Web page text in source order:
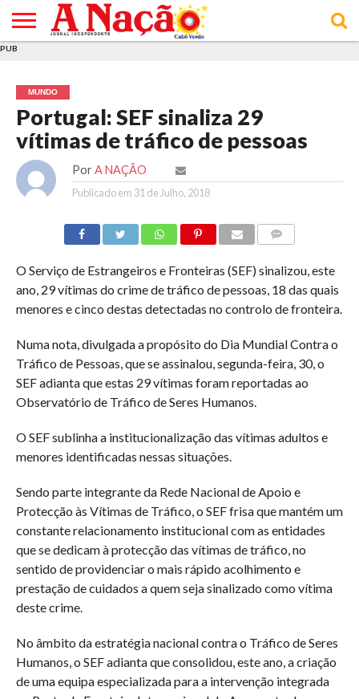
E DE
COOKIES
DE
UTILIZAÇÃO
PUB
MUNDO
Portugal: SEF sinaliza 29
vítimas de tráfico de pessoas
Por A NAÇÃO
Publicado em 31 de Julho, 2018
O Serviço de Estrangeiros e Fronteiras (SEF) sinalizou, este
ano, 29 vítimas do crime de tráfico de pessoas, 18 das quais
menores e cinco destas detectadas no controlo de fronteira.
Numa nota, divulgada a propósito do Dia Mundial Contra o
Tráfico de Pessoas, que se assinalou, segunda-feira, 30, o
SEF adianta que estas 29 vítimas foram reportadas ao
Observatório de Tráfico de Seres Humanos.
O SEF sublinha a institucionalização das vítimas adultos e
menores identificadas nessas situações.
Sendo parte integrante da Rede Nacional de Apoio e
Protecção às Vítimas de Tráfico, o SEF frisa que mantém um
constante relacionamento institucional com as entidades
que se dedicam à protecção das vítimas de tráfico, no
sentido de providenciar o mais rápido acolhimento e
prestação de cuidados a quem seja sinalizado como vítima
deste crime.
No âmbito da estratégia nacional contra o Tráfico de Seres
Humanos, o SEF adianta que consolidou, este ano, a criação
de uma equipa especializada para a intervenção integrada